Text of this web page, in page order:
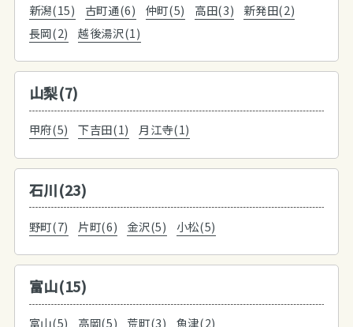
新潟(15) 古町通(6) 仲町(5) 高田(3)
新発田(2)
長岡(2)
越後湯沢(1)
山梨(7)
甲府(5) 下吉田(1) 月江寺(1)
石川(23)
野町(7) 片町(6) 金沢(5) 小松(5)
富山(15)
富山(5) 高岡(5) 荒町(3) 魚津(2)